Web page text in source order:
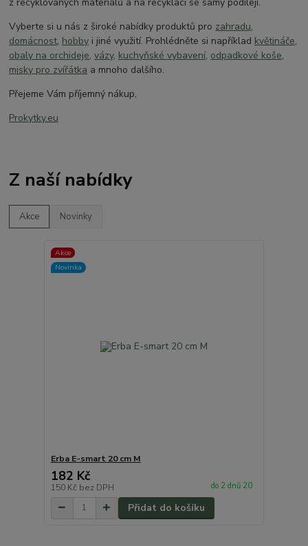
Vyberte si u nás z široké nabídky produktů pro zahradu,
domácnost, hobby i jiné využití. Prohlédněte si například květináče,
obaly na orchideje,vázy, kuchyňské vybavení, odpadkové koše,
misky pro zvířátka a mnoho dalšího.
Přejeme Vám příjemný nákup,
Prokytky.eu
Z naší nabídky
Akce Novinky
Akce
Novinka
Erba E-smart 20 cm M
182 Kč
150 Kč bez DPH do 2 dnů 20
Přidat do košíku